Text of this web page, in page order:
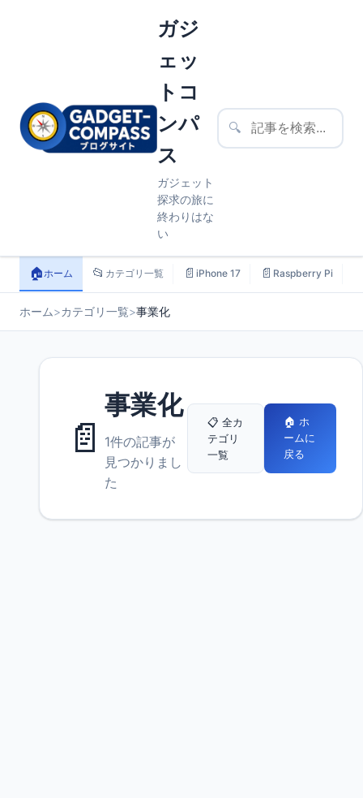
ガジ
ェッ
トコ
ンパ
ス
ガジェット
探求の旅に
終わりはな
い
🔍
🏠ホーム 📂 カテゴリ一覧 📄 iPhone 17 📄 Raspberry Pi
ホーム>カテゴリ一覧>事業化
📄
事業化
1件の記事が
見つかりまし
た
📋 全カ
テゴリ
一覧
🏠 ホ
ームに
戻る